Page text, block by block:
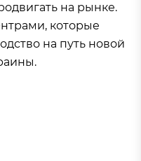
на рынке.
которые
на путь новой